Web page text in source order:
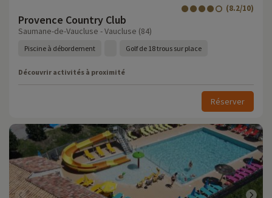
Provence Country Club
(8.2/10)
Saumane-de-Vaucluse - Vaucluse (84)
Piscine à débordement Golf de 18 trous sur place
Découvrir activités à proximité
Réserver